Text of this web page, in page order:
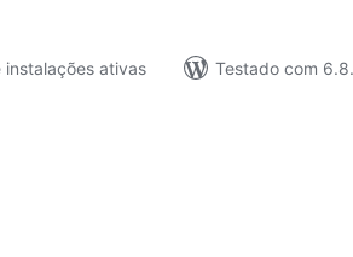
instalações ativas
Testado com